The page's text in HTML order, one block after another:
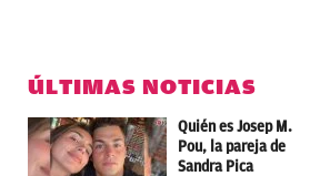
ÚLTIMAS NOTICIAS
Quién es Josep M.
Pou, la pareja de
Sandra Pica